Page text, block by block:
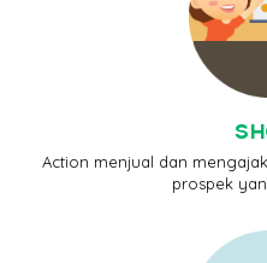
Action menjual dan
prospek